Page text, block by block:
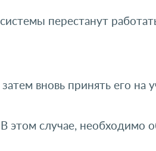
перестанут
вновь принять его на
случае, необходимо